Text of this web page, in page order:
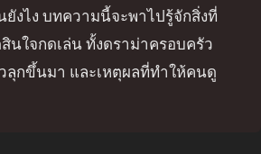
ยังไง บทความนี้จะพาไปรู้จักสิ่งที่
นใจกดเล่น ทั้งดราม่าครอบครัว
ลุกขึ้นมา และเหตุผลที่ทำให้คนดู